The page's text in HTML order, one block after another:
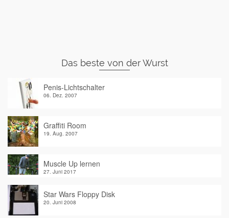
Das beste von der Wurst
Penis-Lichtschalter
06. Dez. 2007
Graffiti Room
19. Aug. 2007
Muscle Up lernen
27. Juni 2017
Star Wars Floppy Disk
20. Juni 2008